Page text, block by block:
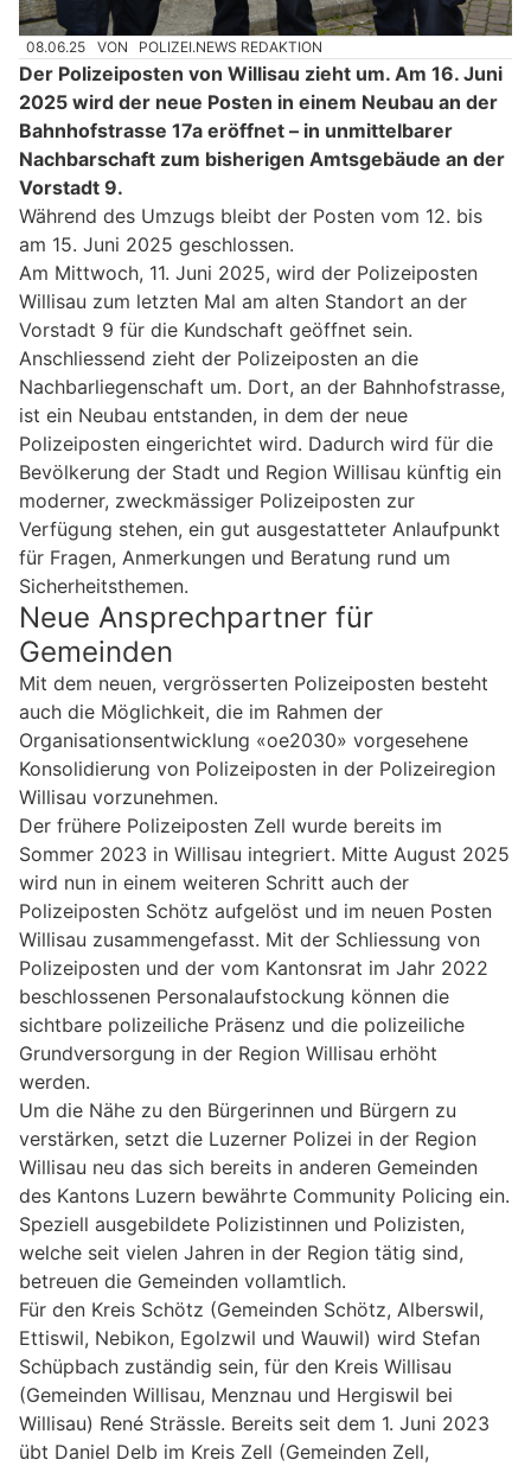
08.06.25 VON POLIZEI.NEWS REDAKTION
Der Polizeiposten von Willisau zieht um. Am 16. Juni
2025 wird der neue Posten in einem Neubau an der
Bahnhofstrasse 17a eröffnet – in unmittelbarer
Nachbarschaft zum bisherigen Amtsgebäude an der
Vorstadt 9.
Während des Umzugs bleibt der Posten vom 12. bis
am 15. Juni 2025 geschlossen.
Am Mittwoch, 11. Juni 2025, wird der Polizeiposten
Willisau zum letzten Mal am alten Standort an der
Vorstadt 9 für die Kundschaft geöffnet sein.
Anschliessend zieht der Polizeiposten an die
Nachbarliegenschaft um. Dort, an der Bahnhofstrasse,
ist ein Neubau entstanden, in dem der neue
Polizeiposten eingerichtet wird. Dadurch wird für die
Bevölkerung der Stadt und Region Willisau künftig ein
moderner, zweckmässiger Polizeiposten zur
Verfügung stehen, ein gut ausgestatteter Anlaufpunkt
für Fragen, Anmerkungen und Beratung rund um
Sicherheitsthemen.
Neue Ansprechpartner für
Gemeinden
Mit dem neuen, vergrösserten Polizeiposten besteht
auch die Möglichkeit, die im Rahmen der
Organisationsentwicklung «oe2030» vorgesehene
Konsolidierung von Polizeiposten in der Polizeiregion
Willisau vorzunehmen.
Der frühere Polizeiposten Zell wurde bereits im
Sommer 2023 in Willisau integriert. Mitte August 2025
wird nun in einem weiteren Schritt auch der
Polizeiposten Schötz aufgelöst und im neuen Posten
Willisau zusammengefasst. Mit der Schliessung von
Polizeiposten und der vom Kantonsrat im Jahr 2022
beschlossenen Personalaufstockung können die
sichtbare polizeiliche Präsenz und die polizeiliche
Grundversorgung in der Region Willisau erhöht
werden.
Um die Nähe zu den Bürgerinnen und Bürgern zu
verstärken, setzt die Luzerner Polizei in der Region
Willisau neu das sich bereits in anderen Gemeinden
des Kantons Luzern bewährte Community Policing ein.
Speziell ausgebildete Polizistinnen und Polizisten,
welche seit vielen Jahren in der Region tätig sind,
betreuen die Gemeinden vollamtlich.
Für den Kreis Schötz (Gemeinden Schötz, Alberswil,
Ettiswil, Nebikon, Egolzwil und Wauwil) wird Stefan
Schüpbach zuständig sein, für den Kreis Willisau
(Gemeinden Willisau, Menznau und Hergiswil bei
Willisau) René Strässle. Bereits seit dem 1. Juni 2023
übt Daniel Delb im Kreis Zell (Gemeinden Zell,